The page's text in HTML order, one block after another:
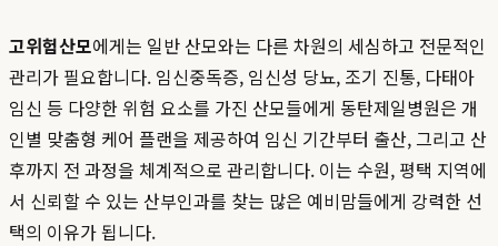
고위험산모에게는 일반 산모와는 다른 차원의 세심하고 전문적인
관리가 필요합니다. 임신중독증, 임신성 당뇨, 조기 진통, 다태아
임신 등 다양한 위험 요소를 가진 산모들에게 동탄제일병원은 개
인별 맞춤형 케어 플랜을 제공하여 임신 기간부터 출산, 그리고 산
후까지 전 과정을 체계적으로 관리합니다. 이는 수원, 평택 지역에
서 신뢰할 수 있는 산부인과를 찾는 많은 예비맘들에게 강력한 선
택의 이유가 됩니다.